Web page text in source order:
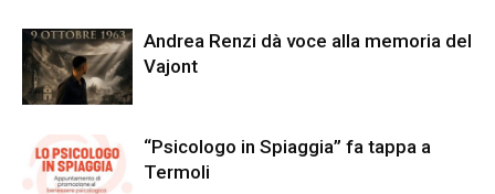
Andrea Renzi dà voce alla memoria del
Vajont
“Psicologo in Spiaggia” fa tappa a
Termoli